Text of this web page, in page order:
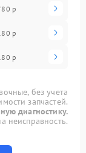
р
р
р
без учета
запчастей.
диагностику.
неисправность.